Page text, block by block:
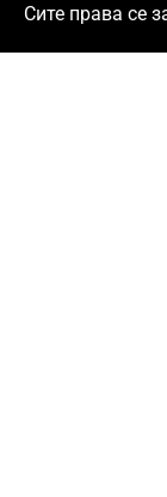
Сите права се